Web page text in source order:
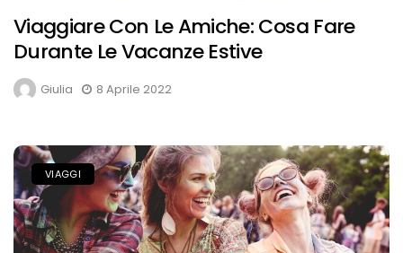
Viaggiare Con Le Amiche: Cosa Fare
Durante Le Vacanze Estive
Giulia 8 Aprile 2022
VIAGGI